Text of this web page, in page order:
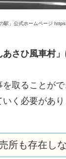
駅」公式ホームページ
さひ風車村
を取ることが
く必要があり
所も存在し